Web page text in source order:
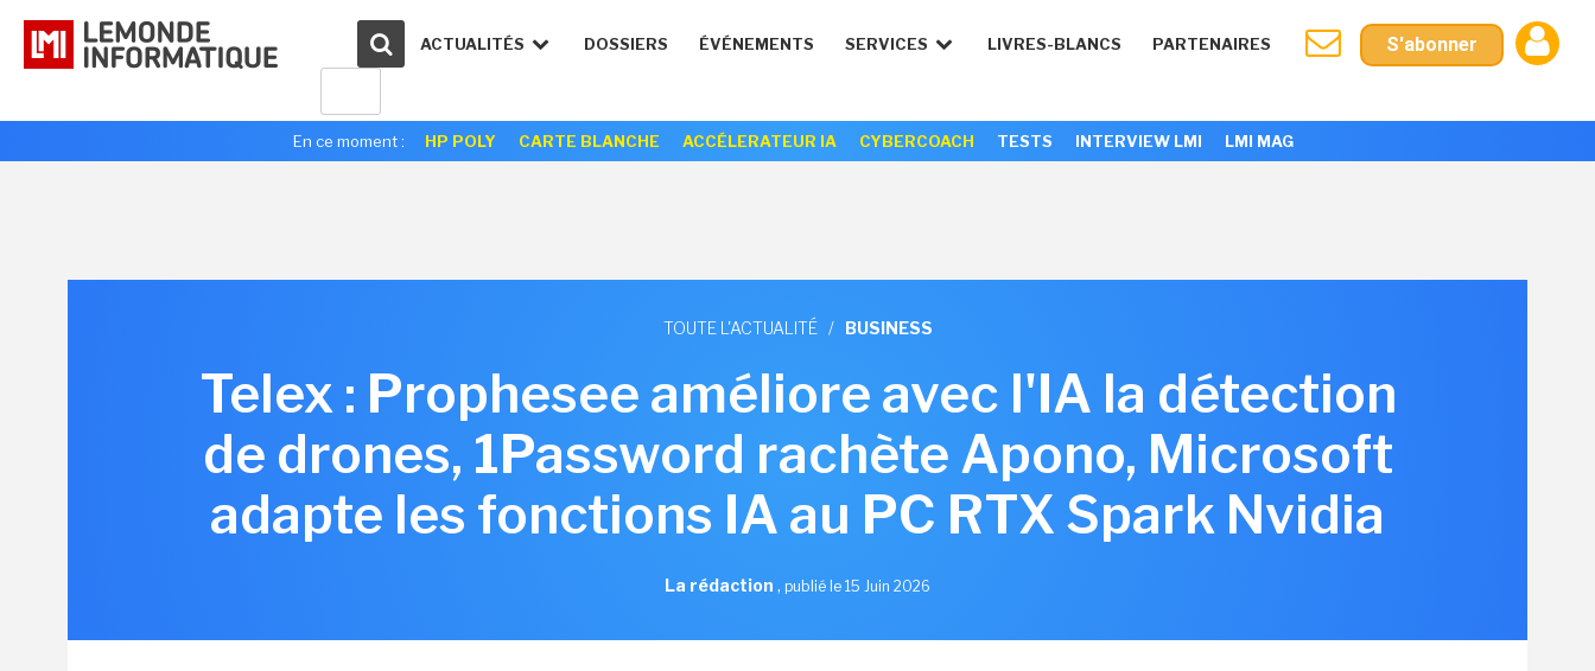
ACTUALITÉS DOSSIERS ÉVÉNEMENTS SERVICES LIVRES-BLANCS PARTENAIRES S'abonner
En ce moment : HP POLY CARTE BLANCHE ACCÉLERATEUR IA CYBERCOACH TESTS INTERVIEW LMI LMI MAG
TOUTE L'ACTUALITÉ / BUSINESS
Telex : Prophesee améliore avec l'IA la détection
de drones, 1Password rachète Apono, Microsoft
adapte les fonctions IA au PC RTX Spark Nvidia
La rédaction , publié le 15 Juin 2026